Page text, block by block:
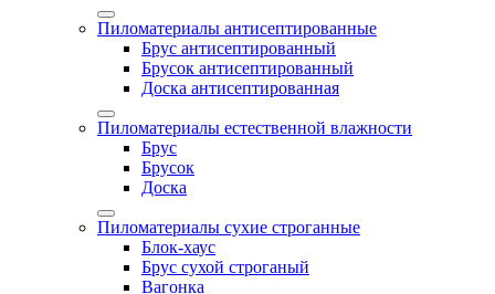
Пиломатериалы антисептированные
Брус антисептированный
Брусок антисептированный
Доска антисептированная
Пиломатериалы естественной влажности
Брус
Брусок
Доска
Пиломатериалы сухие строганные
Блок-хаус
Брус сухой строганый
Вагонка